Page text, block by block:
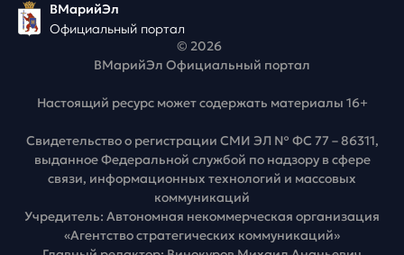
ВМарийЭл
Официальный портал
© 2026
ВМарийЭл Официальный портал
Настоящий ресурс может содержать материалы 16+
Свидетельство о регистрации СМИ ЭЛ № ФС 77 – 86311,
выданное Федеральной службой по надзору в сфере
связи, информационных технологий и массовых
коммуникаций
Учредитель: Автономная некоммерческая организация
«Агентство стратегических коммуникаций»